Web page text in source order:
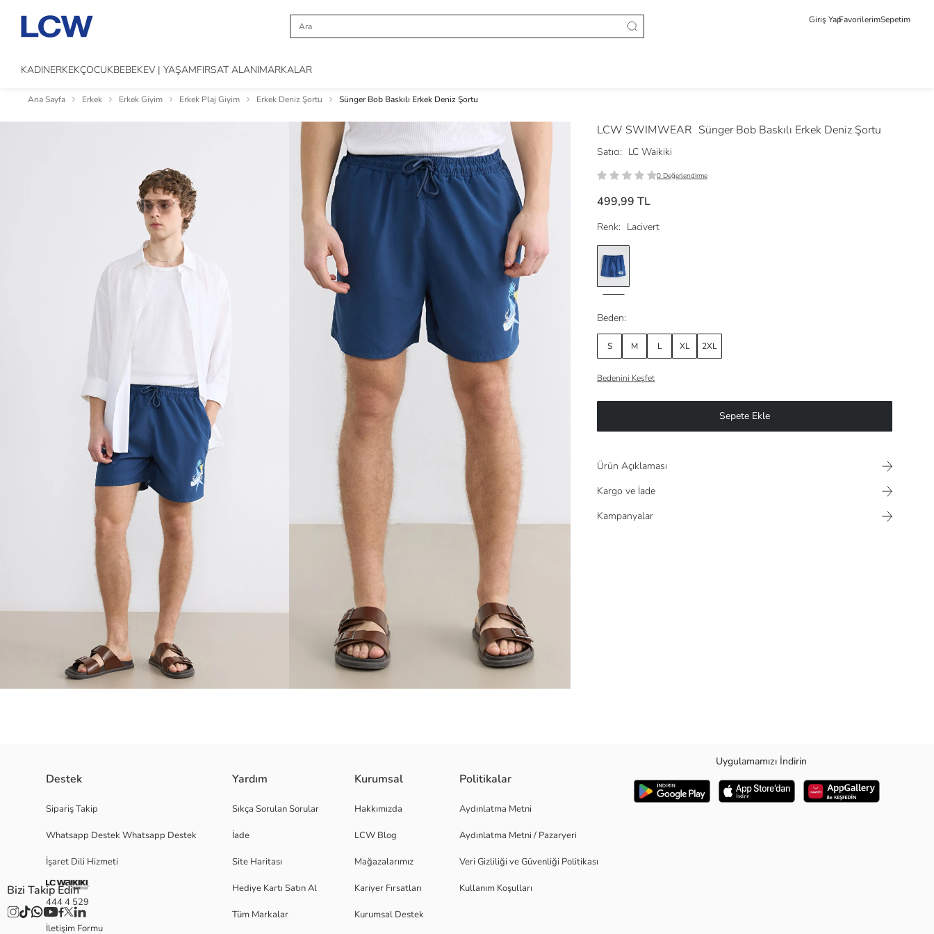
Giriş YapFavorilerimSepetim
KADINERKEKÇOCUKBEBEKEV | YAŞAMFIRSAT ALANIMARKALAR
Ana Sayfa Erkek Erkek Giyim Erkek Plaj Giyim Erkek Deniz Şortu Sünger Bob Baskılı Erkek Deniz Şortu
LCW SWIMWEAR Sünger Bob Baskılı Erkek Deniz Şortu
Satıcı: LC Waikiki
0 Değerlendirme
499,99 TL
Renk: Lacivert
Beden:
S M L XL 2XL
Bedenini Keşfet
Sepete Ekle
Ürün Açıklaması
Kargo ve İade
Kampanyalar
Ana Kumaş:
Destek
Sipariş Takip
Whatsapp Destek Whatsapp Destek
İşaret Dili Hizmeti
444 4 529
İletişim Formu
Yardım
Sıkça Sorulan Sorular
İade
Site Haritası
Hediye Kartı Satın Al
Tüm Markalar
Kurumsal
Hakkımızda
LCW Blog
Mağazalarımız
Kariyer Fırsatları
Kurumsal Destek
Politikalar
Aydınlatma Metni
Aydınlatma Metni / Pazaryeri
Veri Gizliliği ve Güvenliği Politikası
Kullanım Koşulları
Uygulamamızı İndirin
Bizi Takip Edin